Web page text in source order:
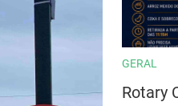
GERAL
Rotary